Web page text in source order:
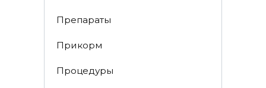
Препараты
Прикорм
Процедуры